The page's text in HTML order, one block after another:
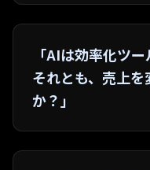
「AIは効率化ツー
それとも、売上
か？」